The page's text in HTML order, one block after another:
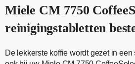
Miele CM 7750
reinigingstabletten
De lekkerste koffie wordt gezet in